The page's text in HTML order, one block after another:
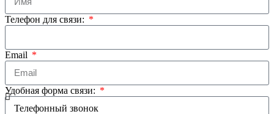
Телефон для связи:
Email
Удобная форма связи: